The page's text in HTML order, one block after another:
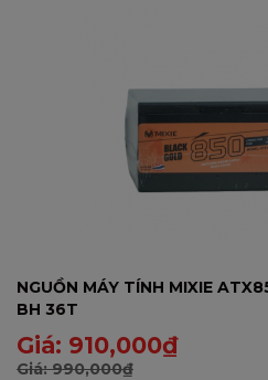
NGUỒN MÁY TÍNH MIXIE
BH 36T
Giá: 910,000₫
Giá:990,000₫